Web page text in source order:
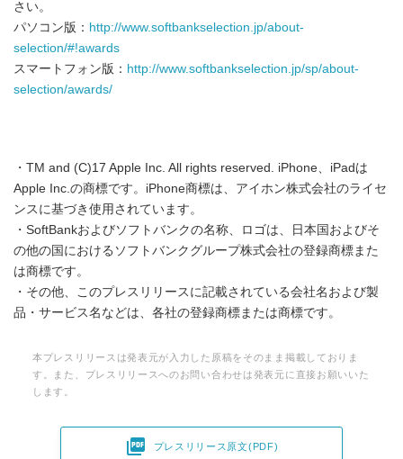
さい。
パソコン版： http://www.softbankselection.jp/about-
selection/#!awards
スマートフォン版： http://www.softbankselection.jp/sp/about-
selection/awards/
・TM and (C)17 Apple Inc. All rights reserved. iPhone、iPadは
Apple Inc.の商標です。iPhone商標は、アイホン株式会社のライセ
ンスに基づき使用されています。
・SoftBankおよびソフトバンクの名称、ロゴは、日本国およびそ
の他の国におけるソフトバンクグループ株式会社の登録商標また
は商標です。
・その他、このプレスリリースに記載されている会社名および製
品・サービス名などは、各社の登録商標または商標です。
本プレスリリースは発表元が入力した原稿をそのまま掲載しておりま
す。また、プレスリリースへのお問い合わせは発表元に直接お願いいた
します。
 プレスリリース原文(PDF)